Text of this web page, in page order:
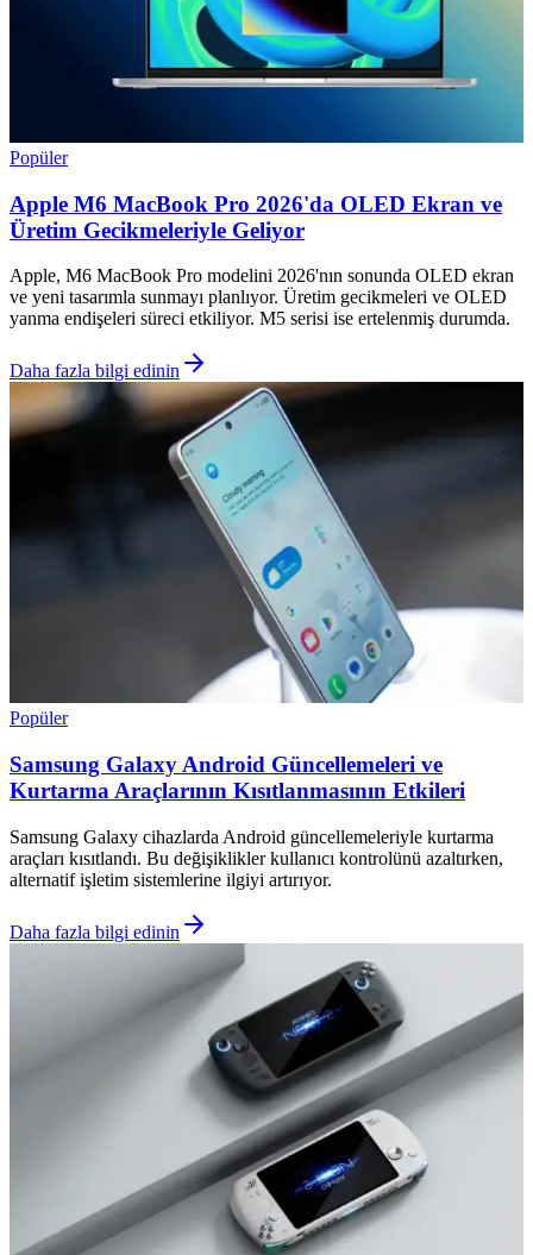
Popüler
Apple M6 MacBook Pro 2026'da OLED Ekran ve
Üretim Gecikmeleriyle Geliyor
Apple, M6 MacBook Pro modelini 2026'nın sonunda OLED ekran
ve yeni tasarımla sunmayı planlıyor. Üretim gecikmeleri ve OLED
yanma endişeleri süreci etkiliyor. M5 serisi ise ertelenmiş durumda.
Daha fazla bilgi edinin
Popüler
Samsung Galaxy Android Güncellemeleri ve
Kurtarma Araçlarının Kısıtlanmasının Etkileri
Samsung Galaxy cihazlarda Android güncellemeleriyle kurtarma
araçları kısıtlandı. Bu değişiklikler kullanıcı kontrolünü azaltırken,
alternatif işletim sistemlerine ilgiyi artırıyor.
Daha fazla bilgi edinin